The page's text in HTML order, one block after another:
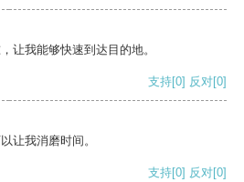
让我能够快速到达目的地。
支持[0] 反对[0]
让我消磨时间。
支持[0] 反对[0]